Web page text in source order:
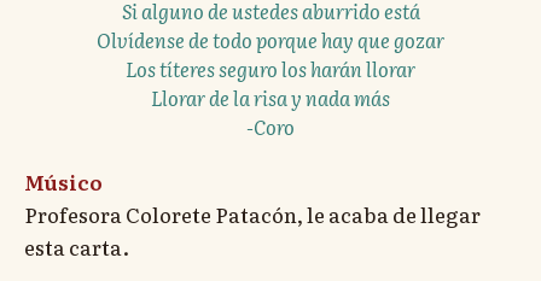
Si alguno de ustedes aburrido está
Olvídense de todo porque hay que gozar
Los títeres seguro los harán llorar
Llorar de la risa y nada más
-Coro
Músico
Profesora Colorete Patacón, le acaba de llegar
esta carta.